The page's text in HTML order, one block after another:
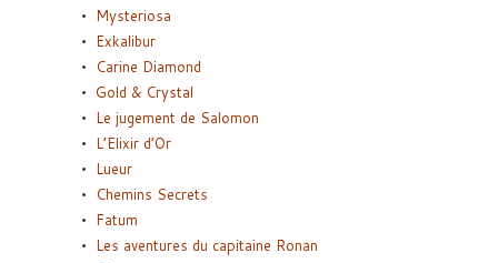
Mysteriosa
Exkalibur
Carine Diamond
Gold & Crystal
Le jugement de Salomon
L’Elixir d’Or
Lueur
Chemins Secrets
Fatum
Les aventures du capitaine Ronan